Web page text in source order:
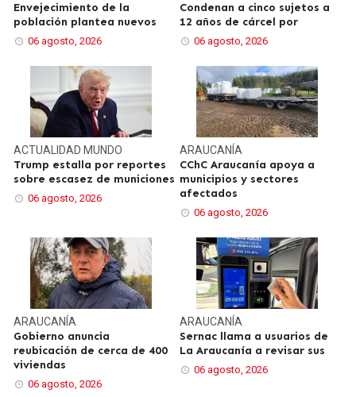
Envejecimiento de la
población plantea nuevos
06 agosto, 2026
Condenan a cinco sujetos a
12 años de cárcel por
06 agosto, 2026
ACTUALIDAD MUNDO
Trump estalla por reportes
sobre escasez de municiones
06 agosto, 2026
ARAUCANÍA
CChC Araucanía apoya a
municipios y sectores
afectados
06 agosto, 2026
ARAUCANÍA
Gobierno anuncia
reubicación de cerca de 400
viviendas
06 agosto, 2026
ARAUCANÍA
Sernac llama a usuarios de
La Araucanía a revisar sus
06 agosto, 2026